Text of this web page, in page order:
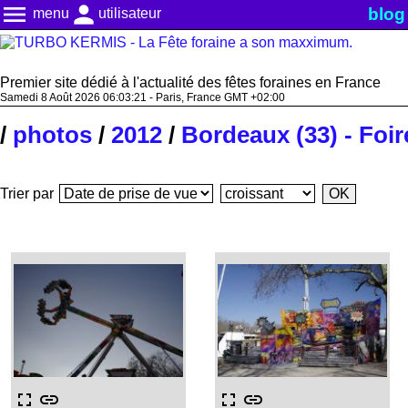
menu menu person utilisateur blog
Premier site dédié à l'actualité des fêtes foraines en France
Samedi 8 Août 2026 06:03:22 - Paris, France GMT +02:00
/ photos / 2012 / Bordeaux (33) -
Trier par
fullscreen link fullscreen link